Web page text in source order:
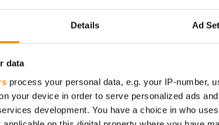
Details Ad
data
process your personal data, e.g. your IP-number,
your device in order to serve personalized ads
development. You have a choice in who
ruskea ja täyte on hyytynyt.
maut tasaantuvat.
LI­SÄÄ